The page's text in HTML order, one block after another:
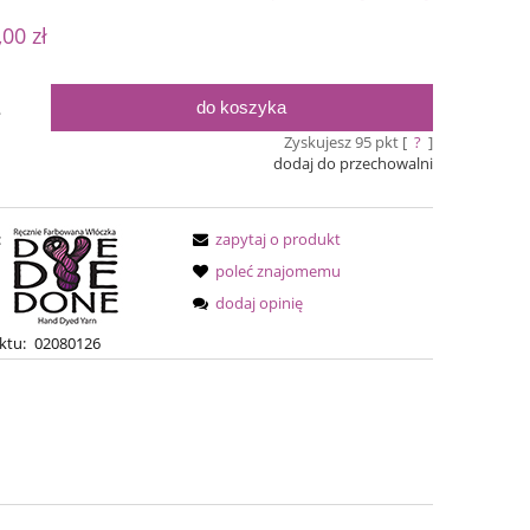
zł
do koszyka
Zyskujesz95pkt [ ? ]
dodaj do przechowalni
02080126
zapytaj o produkt
poleć znajomemu
dodaj opinię